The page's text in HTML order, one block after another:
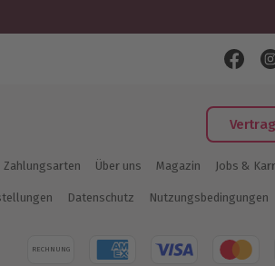
Zahlungsarten Über uns Magazin Jobs &
Datenschutz Nutzungsbedingungen
RECHNUNG